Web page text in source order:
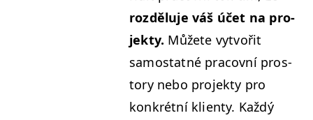
rozdělu­je váš účet na pro­
jek­ty. Můžete vytvořit
samostat­né pra­cov­ní pros­
to­ry nebo pro­jek­ty pro
konkrét­ní klien­ty. Každý